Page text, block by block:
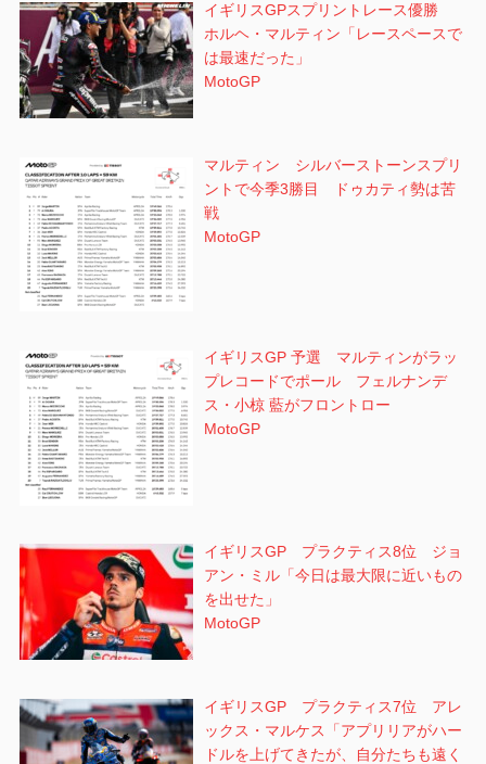
イギリスGPスプリントレース優勝
ホルヘ・マルティン「レースペースで
は最速だった」
MotoGP
マルティン シルバーストーンスプリ
ントで今季3勝目 ドゥカティ勢は苦
戦
MotoGP
イギリスGP 予選 マルティンがラッ
プレコードでポール フェルナンデ
ス・小椋 藍がフロントロー
MotoGP
イギリスGP プラクティス8位 ジョ
アン・ミル「今日は最大限に近いもの
を出せた」
MotoGP
イギリスGP プラクティス7位 アレ
ックス・マルケス「アプリリアがハー
ドルを上げてきたが、自分たちも遠く